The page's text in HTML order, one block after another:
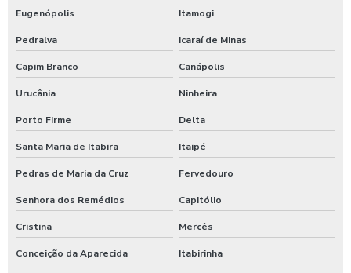
Eugenópolis Itamogi
Pedralva Icaraí de Minas
Capim Branco Canápolis
Urucânia Ninheira
Porto Firme Delta
Santa Maria de Itabira Itaipé
Pedras de Maria da Cruz Fervedouro
Senhora dos Remédios Capitólio
Cristina Mercês
Conceição da Aparecida Itabirinha